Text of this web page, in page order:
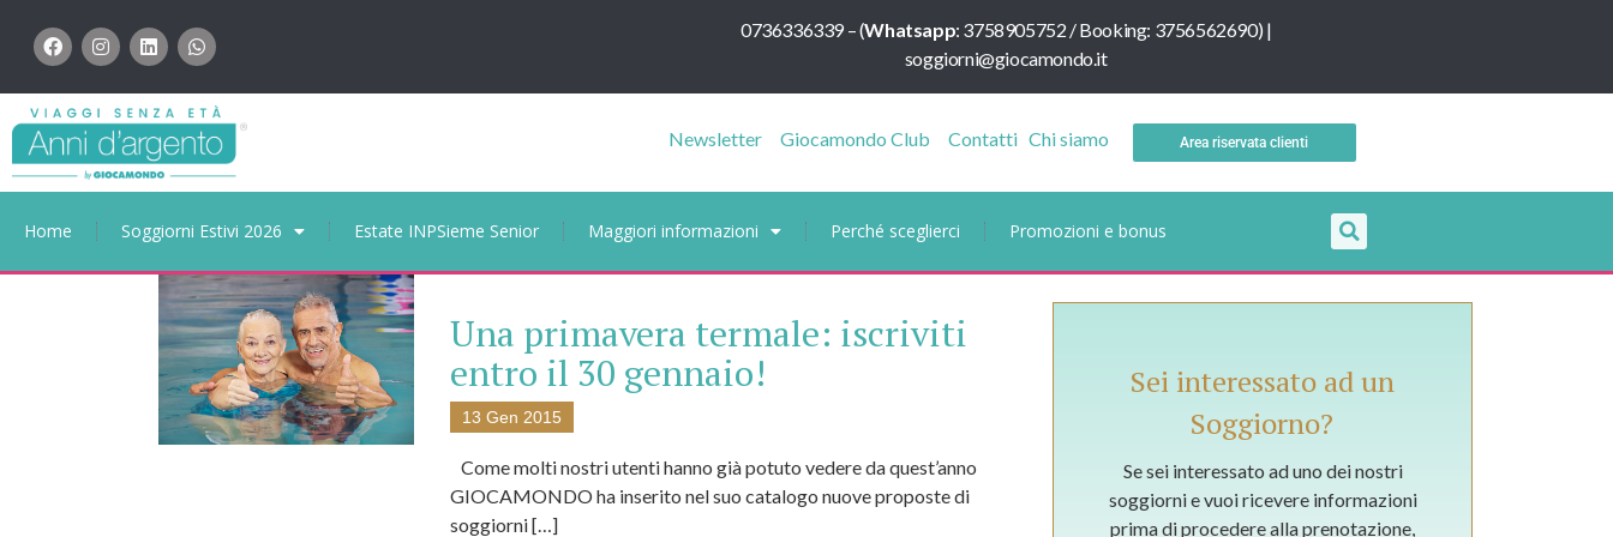
0736336339 –(Whatsapp: 3758905752 /Booking: 3756562690) |
soggiorni@giocamondo.it
Newsletter Giocamondo Club Contatti Chi siamo Area riservata clienti
Home Soggiorni Estivi 2026 Estate INPSieme Senior Maggiori informazioni Perché sceglierci Promozioni e bonus
Una primavera termale: iscriviti
entro il 30 gennaio!
13 Gen 2015
Come molti nostri utenti hanno già potuto vedere da quest’anno
GIOCAMONDO ha inserito nel suo catalogo nuove proposte di
soggiorni […]
Sei interessato ad un
Soggiorno?
Se sei interessato ad uno dei nostri
soggiorni e vuoi ricevere informazioni
prima di procedere alla prenotazione,